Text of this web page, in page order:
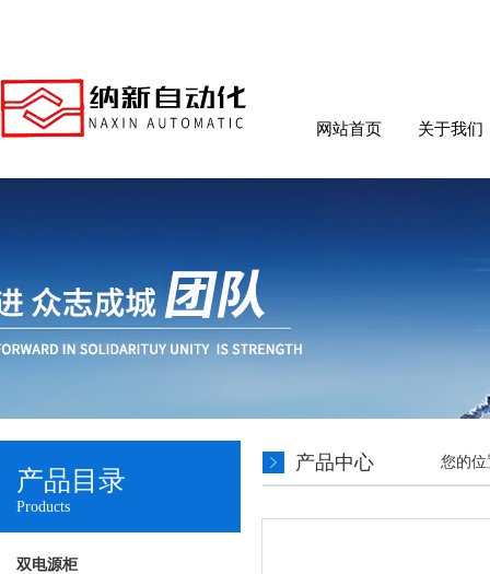
网站首页 关于我们
产品目录
Products
双电源柜
产品中心 您的位